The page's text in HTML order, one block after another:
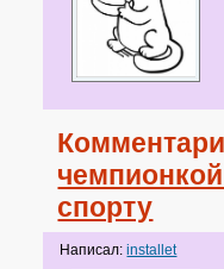
спорту
Написал:installet